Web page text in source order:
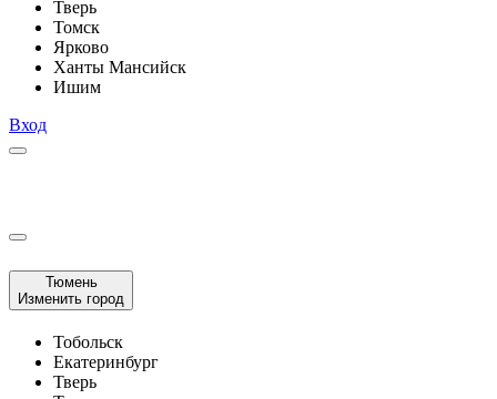
Тверь
Томск
Ярково
Ханты Мансийск
Ишим
Вход
Тюмень
Изменить город
Тобольск
Екатеринбург
Тверь